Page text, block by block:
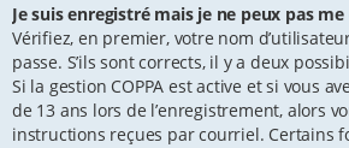
Je suis enregistré mais je ne peux pas
Vérifiez, en premier, votre nom
passe. S’ils sont corrects, il y a deux
Si la gestion COPPA est active et si vous
de 13 ans lors de l’enregistrement, alors
instructions reçues par courriel. Certains